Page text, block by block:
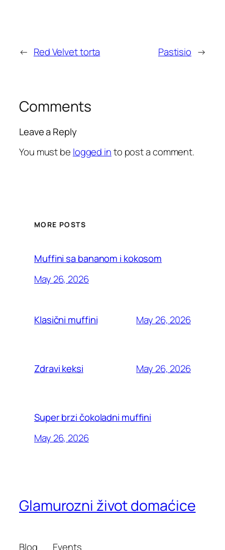
← Red Velvet torta Pastisio →
Comments
Leave a Reply
You must be logged into post a comment.
MORE POSTS
Muffini sa bananom i kokosom
May 26, 2026
Klasični muffini May 26, 2026
Zdravi keksi May 26, 2026
Super brzi čokoladni muffini
May 26, 2026
Glamurozni život domaćice
Blog Events